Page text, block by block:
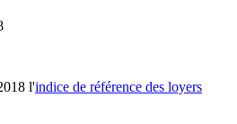
l'indice de référence des loyers